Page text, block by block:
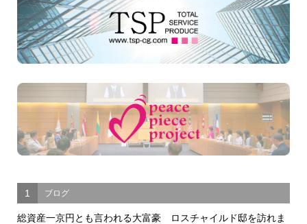
1 ブログ
総資産一京円とも言われる大富豪 ロスチャイルド邸を訪れま